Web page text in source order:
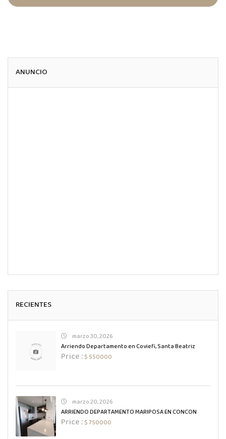
ANUNCIO
RECIENTES
marzo 30, 2026
Arriendo Departamento en Coviefi, Santa Beatriz
Price :$ 550000
marzo 20, 2026
ARRIENDO DEPARTAMENTO MARIPOSA EN CONCON
Price :$ 750000